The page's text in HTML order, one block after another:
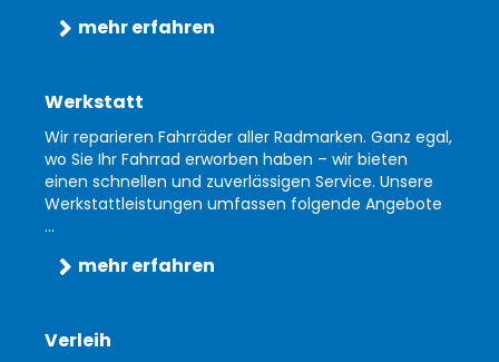
mehr erfahren
Werkstatt
Wir reparieren Fahrräder aller Radmarken. Ganz egal,
wo Sie Ihr Fahrrad erworben haben – wir bieten
einen schnellen und zuverlässigen Service. Unsere
Werkstattleistungen umfassen folgende Angebote
...
mehr erfahren
Verleih